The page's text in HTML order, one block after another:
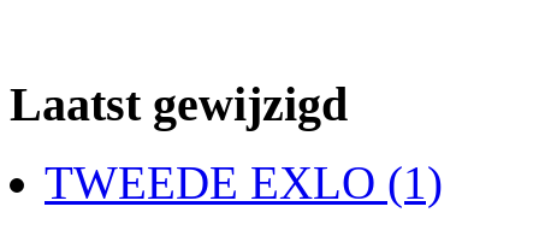
Laatst gewijzigd
TWEEDE EXLO (1)